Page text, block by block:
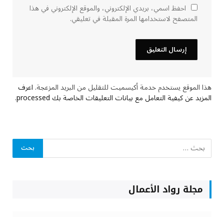
احفظ اسمي، بريدي الإلكتروني، والموقع الإلكتروني في هذا
المتصفح لاستخدامها المرة المقبلة في تعليقي.
هذا الموقع يستخدم خدمة أكيسميت للتقليل من البريد المزعجة.اعرف
المزيد عن كيفية التعامل مع بيانات التعليقات الخاصة بك processed .
مجلة رواد الأعمال